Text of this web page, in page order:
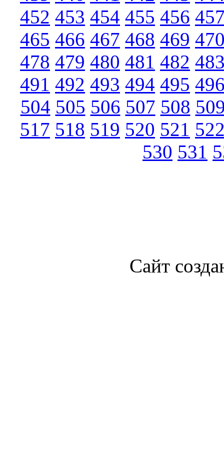
452 453 454 455 456
465 466 467 468 469
478 479 480 481 482
491 492 493 494 495
504 505 506 507 508
517 518 519 520 521
530 531
Сайт